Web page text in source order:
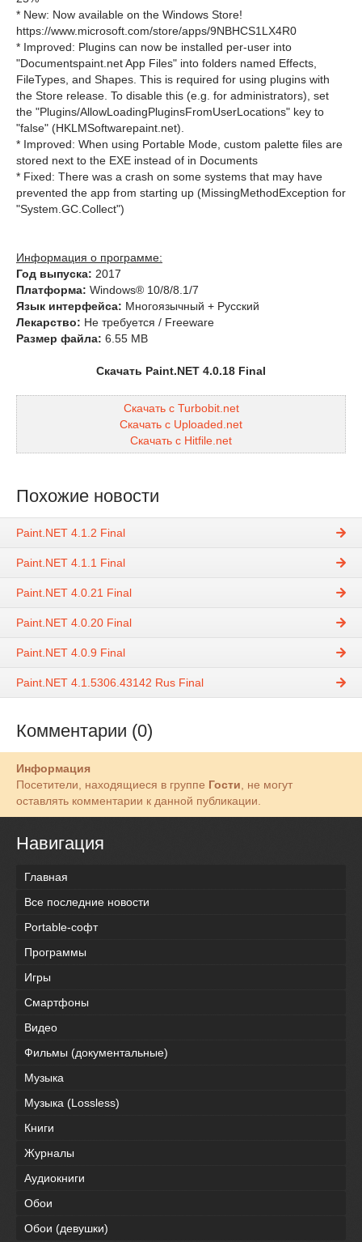
* New: Now available on the Windows Store!
https://www.microsoft.com/store/apps/9NBHCS1LX4R0
* Improved: Plugins can now be installed per-user into
"Documentspaint.net App Files" into folders named Effects,
FileTypes, and Shapes. This is required for using plugins with
the Store release. To disable this (e.g. for administrators), set
the "Plugins/AllowLoadingPluginsFromUserLocations" key to
"false" (HKLMSoftwarepaint.net).
* Improved: When using Portable Mode, custom palette files are
stored next to the EXE instead of in Documents
* Fixed: There was a crash on some systems that may have
prevented the app from starting up (MissingMethodException for
"System.GC.Collect")
Информация о программе:
Год выпуска: 2017
Платформа: Windows® 10/8/8.1/7
Язык интерфейса: Многоязычный + Русский
Лекарство: Не требуется / Freeware
Размер файла: 6.55 MB
Скачать Paint.NET 4.0.18 Final
Скачать с Turbobit.net
Скачать с Uploaded.net
Скачать с Hitfile.net
Похожие новости
Paint.NET 4.1.2 Final
Paint.NET 4.1.1 Final
Paint.NET 4.0.21 Final
Paint.NET 4.0.20 Final
Paint.NET 4.0.9 Final
Paint.NET 4.1.5306.43142 Rus Final
Комментарии (0)
Информация
Посетители, находящиеся в группе Гости , не могут
оставлять комментарии к данной публикации.
Навигация
Главная
Все последние новости
Portable-софт
Программы
Игры
Смартфоны
Видео
Фильмы (документальные)
Музыка
Музыка (Lossless)
Книги
Журналы
Аудиокниги
Обои
Обои (девушки)